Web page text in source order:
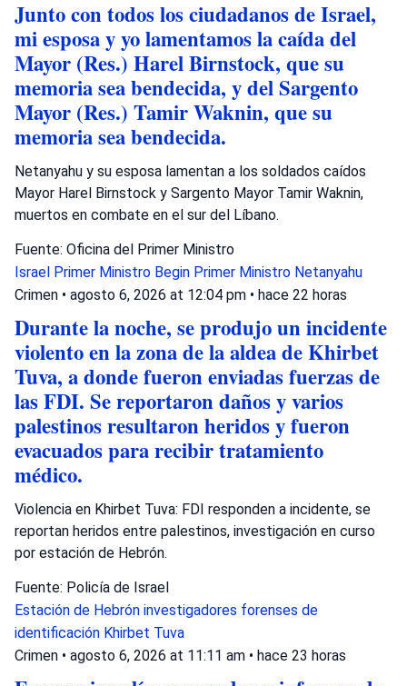
Junto con todos los ciudadanos de Israel,
mi esposa y yo lamentamos la caída del
Mayor (Res.) Harel Birnstock, que su
memoria sea bendecida, y del Sargento
Mayor (Res.) Tamir Waknin, que su
memoria sea bendecida.
Netanyahu y su esposa lamentan a los soldados caídos
Mayor Harel Birnstock y Sargento Mayor Tamir Waknin,
muertos en combate en el sur del Líbano.
Fuente: Oficina del Primer Ministro
Israel Primer Ministro Begin Primer Ministro Netanyahu
Crimen • agosto 6, 2026 at 12:04 pm • hace 22 horas
Durante la noche, se produjo un incidente
violento en la zona de la aldea de Khirbet
Tuva, a donde fueron enviadas fuerzas de
las FDI. Se reportaron daños y varios
palestinos resultaron heridos y fueron
evacuados para recibir tratamiento
médico.
Violencia en Khirbet Tuva: FDI responden a incidente, se
reportan heridos entre palestinos, investigación en curso
por estación de Hebrón.
Fuente: Policía de Israel
Estación de Hebrón investigadores forenses de
identificación Khirbet Tuva
Crimen • agosto 6, 2026 at 11:11 am • hace 23 horas